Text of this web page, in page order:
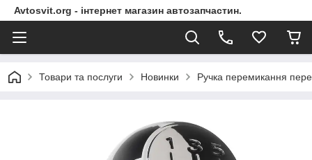
Avtosvit.org - інтернет магазин автозапчастин.
Товари та послуги Новинки Ручка перемикання